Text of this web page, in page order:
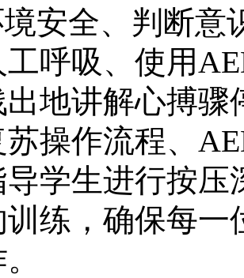
安全、判断意
工呼吸、使用
地讲解心搏骤
操作流程、
学生进行按压
练，确保每一